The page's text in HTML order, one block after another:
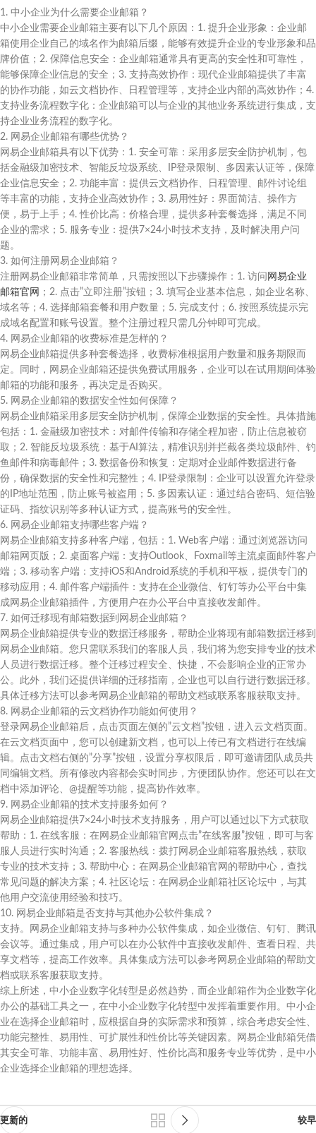
1. 中小企业为什么需要企业邮箱？
中小企业需要企业邮箱主要有以下几个原因：1. 提升企业形象：企业邮
箱使用企业自己的域名作为邮箱后缀，能够有效提升企业的专业形象和品
牌价值；2. 保障信息安全：企业邮箱通常具有更高的安全性和可靠性，
能够保障企业信息的安全；3. 支持高效协作：现代企业邮箱提供了丰富
的协作功能，如云文档协作、日程管理等，支持企业内部的高效协作；4.
支持业务流程数字化：企业邮箱可以与企业的其他业务系统进行集成，支
持企业业务流程的数字化。
2. 网易企业邮箱有哪些优势？
网易企业邮箱具有以下优势：1. 安全可靠：采用多层安全防护机制，包
括金融级加密技术、智能反垃圾系统、IP登录限制、多因素认证等，保障
企业信息安全；2. 功能丰富：提供云文档协作、日程管理、邮件讨论组
等丰富的功能，支持企业高效协作；3. 易用性好：界面简洁、操作方
便，易于上手；4. 性价比高：价格合理，提供多种套餐选择，满足不同
企业的需求；5. 服务专业：提供7×24小时技术支持，及时解决用户问
题。
3. 如何注册网易企业邮箱？
注册网易企业邮箱非常简单，只需按照以下步骤操作：1. 访问 网易企业
邮箱官网
；2. 点击”立即注册”按钮；3. 填写企业基本信息，如企业名称、
域名等；4. 选择邮箱套餐和用户数量；5. 完成支付；6. 按照系统提示完
成域名配置和账号设置。整个注册过程只需几分钟即可完成。
4. 网易企业邮箱的收费标准是怎样的？
网易企业邮箱提供多种套餐选择，收费标准根据用户数量和服务期限而
定。同时，网易企业邮箱还提供免费试用服务，企业可以在试用期间体验
邮箱的功能和服务，再决定是否购买。
5. 网易企业邮箱的数据安全性如何保障？
网易企业邮箱采用多层安全防护机制，保障企业数据的安全性。具体措施
包括：1. 金融级加密技术：对邮件传输和存储全程加密，防止信息被窃
取；2. 智能反垃圾系统：基于AI算法，精准识别并拦截各类垃圾邮件、钓
鱼邮件和病毒邮件；3. 数据备份和恢复：定期对企业邮件数据进行备
份，确保数据的安全性和完整性；4. IP登录限制：企业可以设置允许登录
的IP地址范围，防止账号被盗用；5. 多因素认证：通过结合密码、短信验
证码、指纹识别等多种认证方式，提高账号的安全性。
6. 网易企业邮箱支持哪些客户端？
网易企业邮箱支持多种客户端，包括：1. Web客户端：通过浏览器访问
邮箱网页版；2. 桌面客户端：支持Outlook、Foxmail等主流桌面邮件客户
端；3. 移动客户端：支持iOS和Android系统的手机和平板，提供专门的
移动应用；4. 邮件客户端插件：支持在企业微信、钉钉等办公平台中集
成网易企业邮箱插件，方便用户在办公平台中直接收发邮件。
7. 如何迁移现有邮箱数据到网易企业邮箱？
网易企业邮箱提供专业的数据迁移服务，帮助企业将现有邮箱数据迁移到
网易企业邮箱。您只需联系我们的客服人员，我们将为您安排专业的技术
人员进行数据迁移。整个迁移过程安全、快捷，不会影响企业的正常办
公。此外，我们还提供详细的迁移指南，企业也可以自行进行数据迁移。
具体迁移方法可以参考网易企业邮箱的帮助文档或联系客服获取支持。
8. 网易企业邮箱的云文档协作功能如何使用？
登录网易企业邮箱后，点击页面左侧的”云文档”按钮，进入云文档页面。
在云文档页面中，您可以创建新文档，也可以上传已有文档进行在线编
辑。点击文档右侧的”分享”按钮，设置分享权限后，即可邀请团队成员共
同编辑文档。所有修改内容都会实时同步，方便团队协作。您还可以在文
档中添加评论、@提醒等功能，提高协作效率。
9. 网易企业邮箱的技术支持服务如何？
网易企业邮箱提供7×24小时技术支持服务，用户可以通过以下方式获取
帮助：1. 在线客服：在网易企业邮箱官网点击”在线客服”按钮，即可与客
服人员进行实时沟通；2. 客服热线：拨打网易企业邮箱客服热线，获取
专业的技术支持；3. 帮助中心：在网易企业邮箱官网的帮助中心，查找
常见问题的解决方案；4. 社区论坛：在网易企业邮箱社区论坛中，与其
他用户交流使用经验和技巧。
10. 网易企业邮箱是否支持与其他办公软件集成？
支持。网易企业邮箱支持与多种办公软件集成，如企业微信、钉钉、腾讯
会议等。通过集成，用户可以在办公软件中直接收发邮件、查看日程、共
享文档等，提高工作效率。具体集成方法可以参考网易企业邮箱的帮助文
档或联系客服获取支持。
综上所述，中小企业数字化转型是必然趋势，而企业邮箱作为企业数字化
办公的基础工具之一，在中小企业数字化转型中发挥着重要作用。中小企
业在选择企业邮箱时，应根据自身的实际需求和预算，综合考虑安全性、
功能完整性、易用性、可扩展性和性价比等关键因素。网易企业邮箱凭借
其安全可靠、功能丰富、易用性好、性价比高和服务专业等优势，是中小
企业选择企业邮箱的理想选择。
更新的 较早